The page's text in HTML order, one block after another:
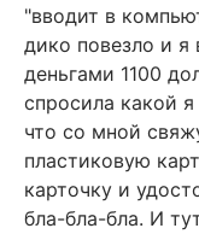
"вводит в
дико повезло и я
деньгами 1100
спросила какой
что со мной
пластиковую
карточку и
бла-бла-бла. И